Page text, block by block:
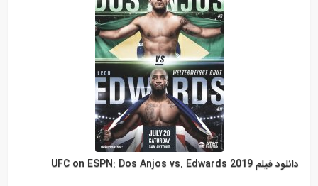
دانلود فیلم UFC on ESPN: Dos Anjos vs. Edwards 2019